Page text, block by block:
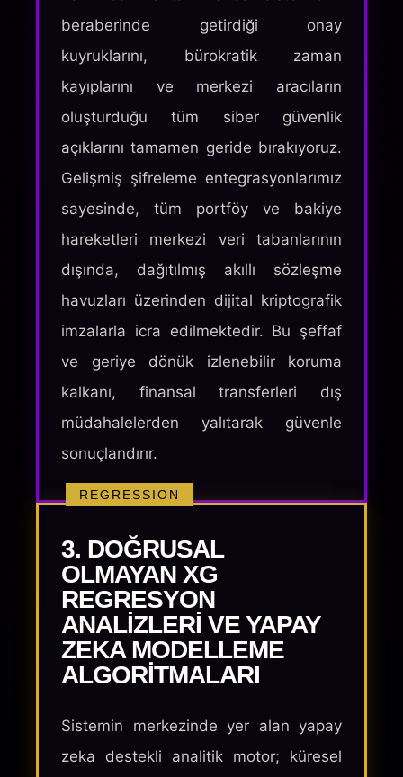
beraberinde getirdiği onay
kuyruklarını, bürokratik zaman
kayıplarını ve merkezi aracıların
oluşturduğu tüm siber güvenlik
açıklarını tamamen geride bırakıyoruz.
Gelişmiş şifreleme entegrasyonlarımız
sayesinde, tüm portföy ve bakiye
hareketleri merkezi veri tabanlarının
dışında, dağıtılmış akıllı sözleşme
havuzları üzerinden dijital kriptografik
imzalarla icra edilmektedir. Bu şeffaf
ve geriye dönük izlenebilir koruma
kalkanı, finansal transferleri dış
müdahalelerden yalıtarak güvenle
sonuçlandırır.
REGRESSION
3. DOĞRUSAL
OLMAYAN XG
REGRESYON
ANALIZLERI VE YAPAY
ZEKA MODELLEME
ALGORITMALARI
Sistemin merkezinde yer alan yapay
zeka destekli analitik motor; küresel